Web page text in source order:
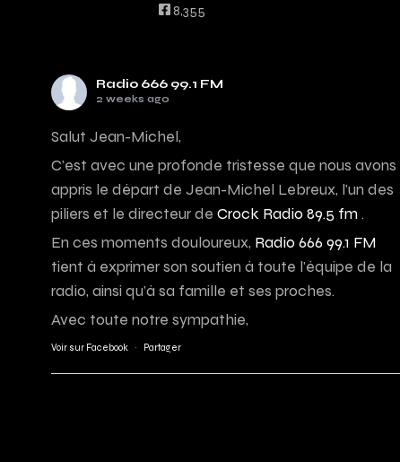
8,355
Radio 666 99.1 FM
2 weeks ago
Salut Jean-Michel,
C’est avec une profonde tristesse que nous avons
appris le départ de Jean-Michel Lebreux, l’un des
piliers et le directeur de Crock Radio 89.5 fm .
En ces moments douloureux, Radio 666 99.1 FM
tient à exprimer son soutien à toute l’équipe de la
radio, ainsi qu’à sa famille et ses proches.
Avec toute notre sympathie,
Voir sur Facebook · Partager